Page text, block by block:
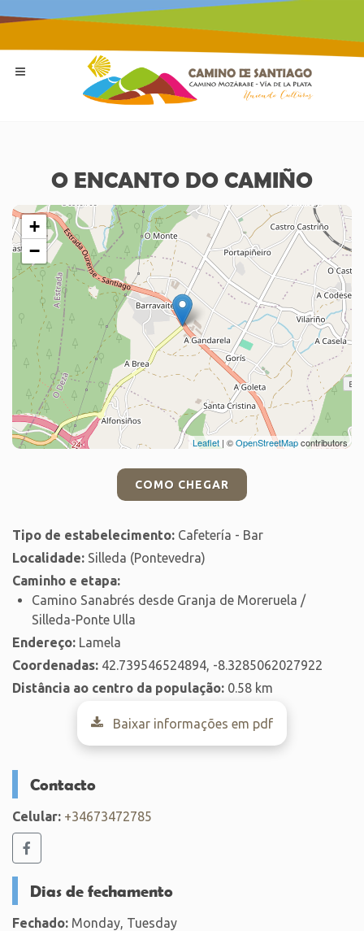
O ENCANTO DO CAMIÑO
+
−
Leaflet | ©OpenStreetMapcontributors
COMO CHEGAR
Tipo de estabelecimento: Cafetería - Bar
Localidade: Silleda (Pontevedra)
Caminho e etapa:
Camino Sanabrés desde Granja de Moreruela /
Silleda-Ponte Ulla
Endereço: Lamela
Coordenadas: 42.739546524894, -8.3285062027922
Distância ao centro da população: 0.58 km
Baixar informações em pdf
Contacto
Celular: +34673472785
Dias de fechamento
Fechado: Monday, Tuesday